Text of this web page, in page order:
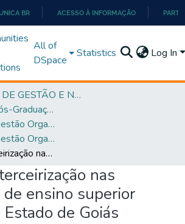
PARA
O
BR ACESSO À INFORMAÇÃO
All of
DSpace
Statistics Log In
CENTRO DE GESTÃO E NEGÓCIOS
Programa de Pós-Graduação em Gestão Organizacional (PPGGO)
Mestrado em Gestão Organizacional - PPGGO
Mestrado em Gestão Organizacional - PPGGO
Análise da terceirização nas instituições de ensino superior públicas no Estado de Goiás
nas
ensino superior
de Goiás